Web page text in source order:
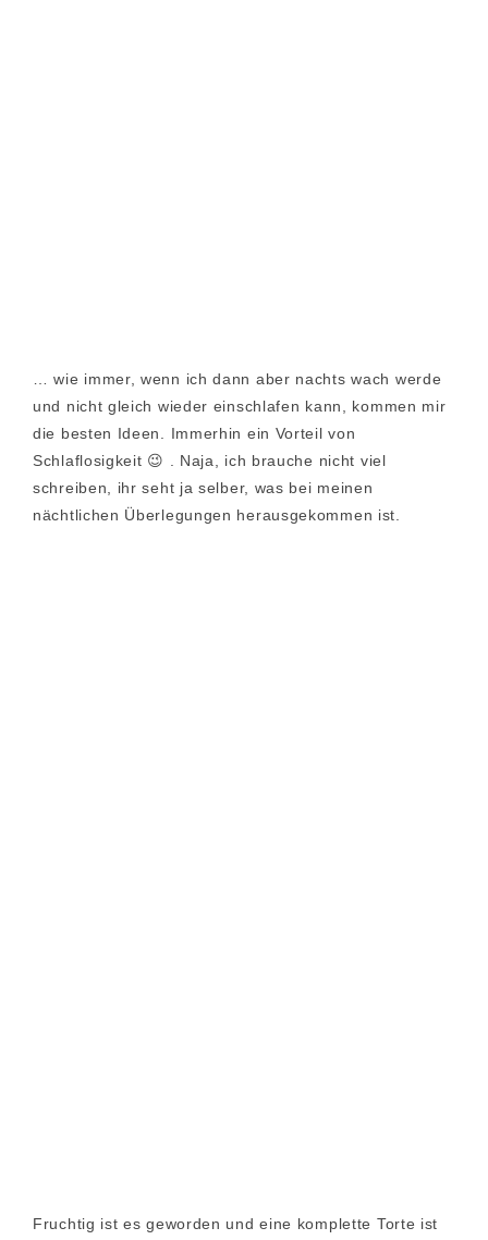
… wie immer, wenn ich dann aber nachts wach werde
und nicht gleich wieder einschlafen kann, kommen mir
die besten Ideen. Immerhin ein Vorteil von
Schlaflosigkeit 😉 . Naja, ich brauche nicht viel
schreiben, ihr seht ja selber, was bei meinen
nächtlichen Überlegungen herausgekommen ist.
Fruchtig ist es geworden und eine komplette Torte ist